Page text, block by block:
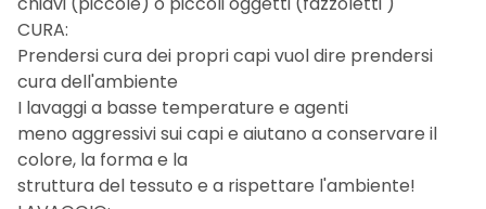
CURA:
Prendersi cura dei propri capi vuol dire prendersi
cura dell'ambiente
I lavaggi a basse temperature e agenti
meno aggressivi sui capi e aiutano a conservare il
colore, la forma e la
struttura del tessuto e a rispettare l'ambiente!